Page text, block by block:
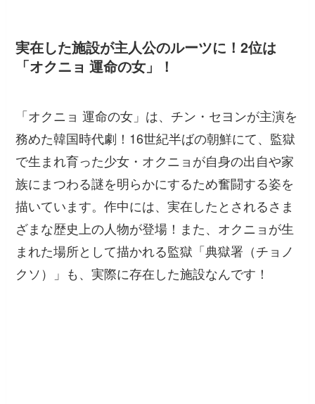
実在した施設が主人公のルーツに！2位は
「オクニョ 運命の女」！
「オクニョ 運命の女」は、チン・セヨンが主演を
務めた韓国時代劇！16世紀半ばの朝鮮にて、監獄
で生まれ育った少女・オクニョが自身の出自や家
族にまつわる謎を明らかにするため奮闘する姿を
描いています。作中には、実在したとされるさま
ざまな歴史上の人物が登場！また、オクニョが生
まれた場所として描かれる監獄「典獄署（チョノ
クソ）」も、実際に存在した施設なんです！